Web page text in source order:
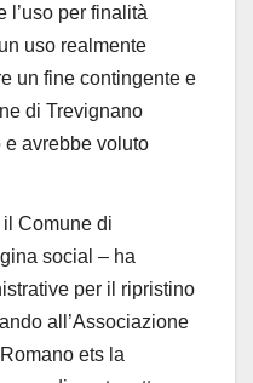
l’uso per finalità
uso realmente
un fine contingente e
di Trevignano
e avrebbe voluto
il Comune di
social – ha
per il ripristino
all’Associazione
ets la